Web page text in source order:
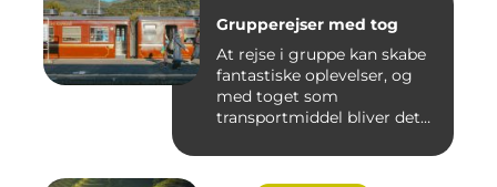
Grupperejser med tog
At rejse i gruppe kan skabe
fantastiske oplevelser, og
med toget som
transportmiddel bliver det